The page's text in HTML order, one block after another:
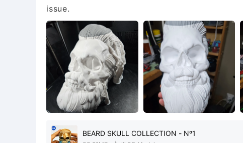
issue.
BEARD SKULL COLLECTION - Nº1